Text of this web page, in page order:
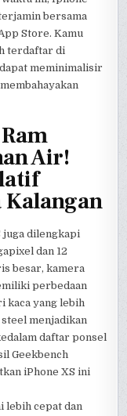
bersama
Store. Kamu
terdaftar di
meminimalisir
Air!
Kalangan
juga dilengkapi
dan 12
besar, kamera
perbedaan
kaca yang lebih
menjadikan
daftar ponsel
Geekbench
iPhone XS ini
lebih cepat dan